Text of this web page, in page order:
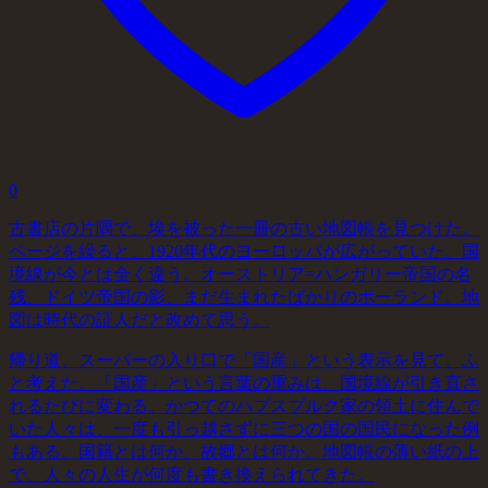
0
古書店の片隅で、埃を被った一冊の古い地図帳を見つけた。
ページを繰ると、1920年代のヨーロッパが広がっていた。国
境線が今とは全く違う。オーストリア=ハンガリー帝国の名
残、ドイツ帝国の影、まだ生まれたばかりのポーランド。地
図は時代の証人だと改めて思う。
帰り道、スーパーの入り口で「国産」という表示を見て、ふ
と考えた。「国産」という言葉の重みは、国境線が引き直さ
れるたびに変わる。かつてのハプスブルク家の領土に住んで
いた人々は、一度も引っ越さずに三つの国の国民になった例
もある。国籍とは何か、故郷とは何か。地図帳の薄い紙の上
で、人々の人生が何度も書き換えられてきた。